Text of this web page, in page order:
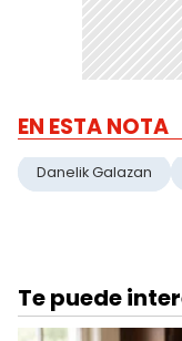
EN ESTA NOTA
Danelik Galazan